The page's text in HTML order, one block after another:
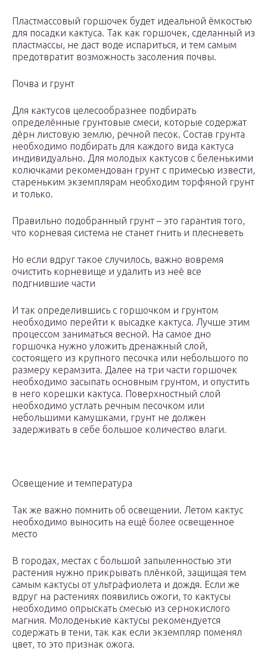
Пластмассовый горшочек будет идеальной ёмкостью
для посадки кактуса. Так как горшочек, сделанный из
пластмассы, не даст воде испариться, и тем самым
предотвратит возможность засоления почвы.
Почва и грунт
Для кактусов целесообразнее подбирать
определённые грунтовые смеси, которые содержат
дёрн листовую землю, речной песок. Состав грунта
необходимо подбирать для каждого вида кактуса
индивидуально. Для молодых кактусов с беленькими
колючками рекомендован грунт с примесью извести,
стареньким экземплярам необходим торфяной грунт
и только.
Правильно подобранный грунт – это гарантия того,
что корневая система не станет гнить и плесневеть
Но если вдруг такое случилось, важно вовремя
очистить корневище и удалить из неё все
подгнившие части
И так определившись с горшочком и грунтом
необходимо перейти к высадке кактуса. Лучше этим
процессом заниматься весной. На самое дно
горшочка нужно уложить дренажный слой,
состоящего из крупного песочка или небольшого по
размеру керамзита. Далее на три части горшочек
необходимо засыпать основным грунтом, и опустить
в него корешки кактуса. Поверхностный слой
необходимо устлать речным песочком или
небольшими камушками, грунт не должен
задерживать в себе большое количество влаги.
Освещение и температура
Так же важно помнить об освещении. Летом кактус
необходимо выносить на ещё более освещенное
место
В городах, местах с большой запыленностью эти
растения нужно прикрывать плёнкой, защищая тем
самым кактусы от ультрафиолета и дождя. Если же
вдруг на растениях появились ожоги, то кактусы
необходимо опрыскать смесью из сернокислого
магния. Молоденькие кактусы рекомендуется
содержать в тени, так как если экземпляр поменял
цвет, то это признак ожога.